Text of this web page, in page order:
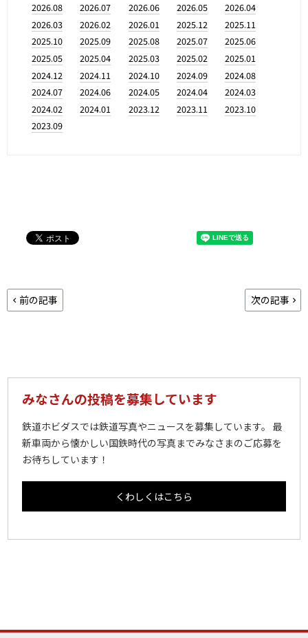
2026.08 2026.07 2026.06 2026.05
2026.04
2026.03
2026.02 2026.01 2025.12
2025.11
2025.10
2025.09 2025.08 2025.07
2025.06
2025.05
2025.04 2025.03 2025.02
2025.01
2024.12
2024.11 2024.10 2024.09
2024.08
2024.07
2024.06 2024.05 2024.04
2024.03
2024.02
2024.01 2023.12 2023.11
2023.10
2023.09
前の記事 次の記事
みなさんの投稿を募集しています
鉄道ホビダスでは鉄道写真やニュースを募集しています。 最
新車両から懐かしい国鉄時代の写真までみなさまのご応募を
お待ちしています！
くわしくはこちら